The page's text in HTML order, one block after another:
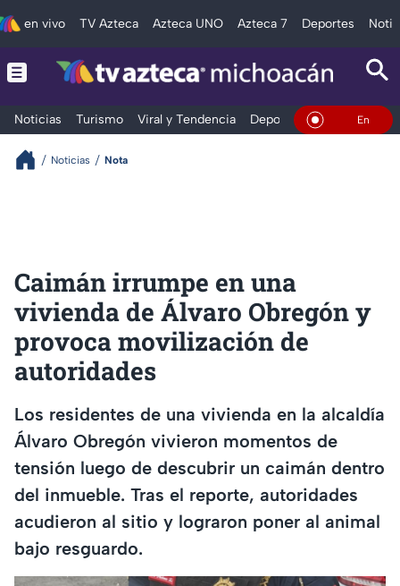
en vivo TV Azteca Azteca UNO Azteca 7 Deportes
Noticias Turismo Viral y Tendencia Deportes Espectáculos
En Vivo
Noticias Nota
Caimán irrumpe en una
vivienda de Álvaro Obregón y
provoca movilización de
autoridades
Los residentes de una vivienda en la alcaldía
Álvaro Obregón vivieron momentos de
tensión luego de descubrir un caimán dentro
del inmueble. Tras el reporte, autoridades
acudieron al sitio y lograron poner al animal
bajo resguardo.